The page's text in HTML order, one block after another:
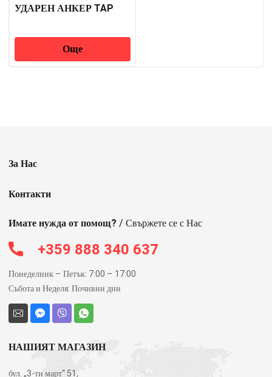
УДАРЕН АНКЕР TAP
Още
За Нас
Контакти
Имате нужда от помощ? / Свържете се с Нас
+359 888 340 637
Понеделник – Петък: 7:00 – 17:00
Събота и Неделя: Почивни дни
НАШИЯТ МАГАЗИН
бул. „3-ти март“ 51,